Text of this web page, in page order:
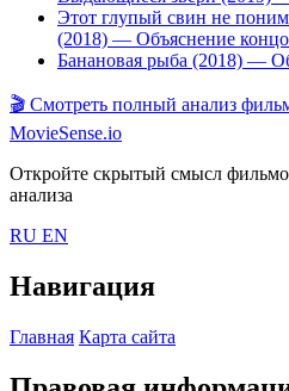
Этот глупый свин не
(2018) — Объяснение
Банановая рыба (2018) —
🎬 Смотреть полный анализ
MovieSense.io
Откройте скрытый смысл
анализа
RU EN
Навигация
Главная Карта сайта